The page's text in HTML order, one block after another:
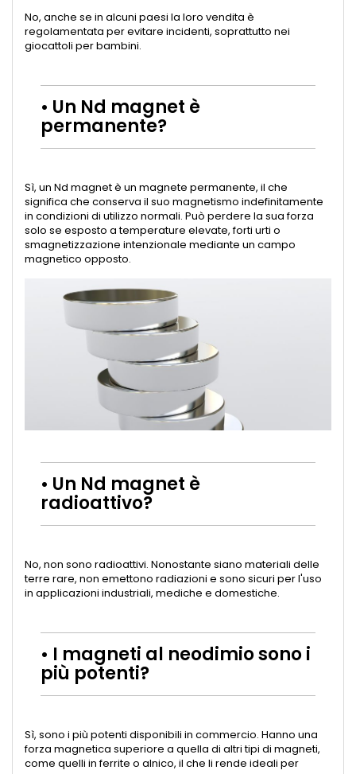
No, anche se in alcuni paesi la loro vendita è
regolamentata per evitare incidenti, soprattutto nei
giocattoli per bambini.
• Un Nd magnet è
permanente?
Sì, un Nd magnet è un magnete permanente, il che
significa che conserva il suo magnetismo indefinitamente
in condizioni di utilizzo normali. Può perdere la sua forza
solo se esposto a temperature elevate, forti urti o
smagnetizzazione intenzionale mediante un campo
magnetico opposto.
• Un Nd magnet è
radioattivo?
No, non sono radioattivi. Nonostante siano materiali delle
terre rare, non emettono radiazioni e sono sicuri per l'uso
in applicazioni industriali, mediche e domestiche.
• I magneti al neodimio sono i
più potenti?
Sì, sono i più potenti disponibili in commercio. Hanno una
forza magnetica superiore a quella di altri tipi di magneti,
come quelli in ferrite o alnico, il che li rende ideali per